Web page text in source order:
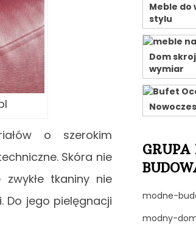
o szerokim
Skóra nie
tkaniny nie
Do jego pielęgnacji
Meble do
stylu
Dom
wymiar
GRUPA
modne-
modny-